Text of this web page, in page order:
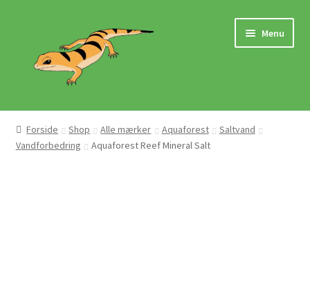
navigation
indhold
Menu
Hjem
Butik
Forside Shop Alle mærker Aquaforest
Saltvand
Vandforbedring
Aquaforest Reef Mineral Salt